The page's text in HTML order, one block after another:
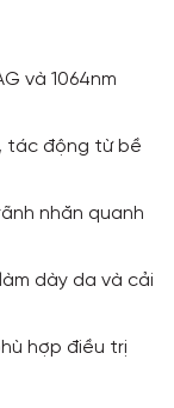
và 1064nm
tác động từ bề
nhăn quanh
dày da và cải
hợp điều trị